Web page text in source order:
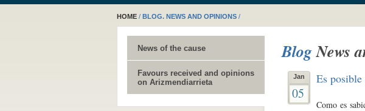
HOME/ BLOG. NEWS AND OPINIONS/
News of the cause
Favours received and opinions
on Arizmendiarrieta
BlogNews
Jan
05
Es posible
Como es